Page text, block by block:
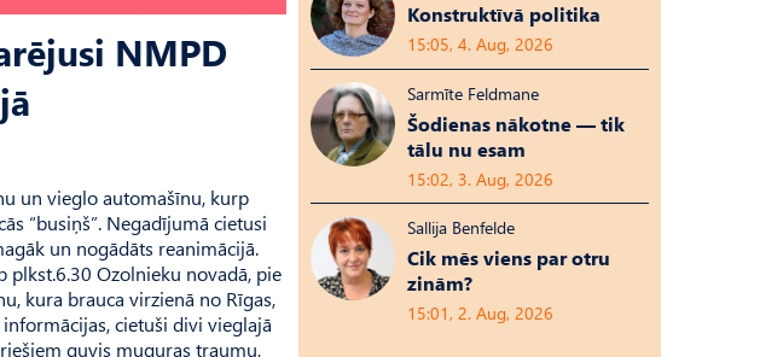
NMPD
un vieglo automašīnu, kurp
“busiņš”. Negadījumā cietusi
un nogādāts reanimācijā.
plkst.6.30 Ozolnieku novadā, pie
kura brauca virzienā no Rīgas,
cietuši divi vieglajā
guvis muguras traumu,
Konstruktīvā politika
15:05, 4. Aug, 2026
Sarmīte Feldmane
Šodienas nākotne — tik
tālu nu esam
15:02, 3. Aug, 2026
Sallija Benfelde
Cik mēs viens par otru
zinām?
15:01, 2. Aug, 2026